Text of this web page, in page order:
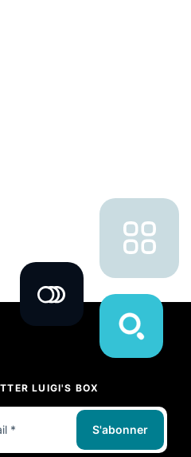
LUIGI'S BOX
S'abonner